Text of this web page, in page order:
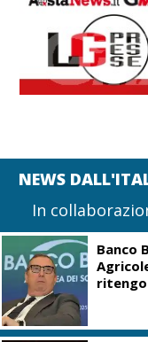
NEWS
In
Banco